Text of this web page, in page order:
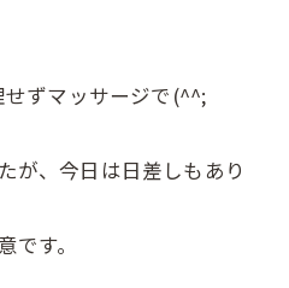
せずマッサージで(^^;
が、今日は日差しもあり
す。